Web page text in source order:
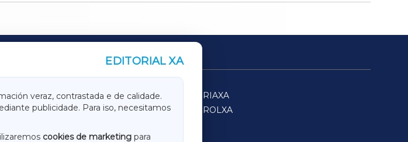
EDITORIAL XA
veraz, contrastada e de calidade.
publicidade. Para iso, necesitamos
cookies de marketing para
TERRACHAXA
SARRIAXA
ACORUÑAXA
FERROLXA